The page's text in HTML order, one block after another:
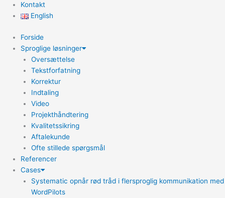
Kontakt
English
Forside
Sproglige løsninger
Oversættelse
Tekstforfatning
Korrektur
Indtaling
Video
Projekthåndtering
Kvalitetssikring
Aftalekunde
Ofte stillede spørgsmål
Referencer
Cases
Systematic opnår rød tråd i flersproglig kommunikation med
WordPilots